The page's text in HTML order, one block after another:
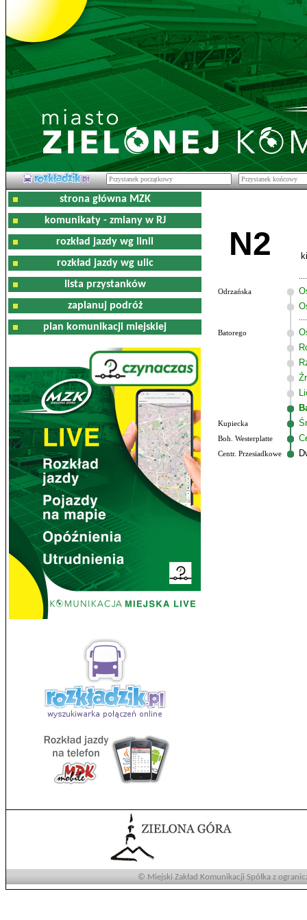
strona główna MZK
komunikaty - zmiany w RJ
rozkład jazdy wg linii
rozkład jazdy wg ulic
lista przystanków
zaplanuj podróż
plan komunikacji miejskiej
N2
Odrzańska
Batorego
Kupiecka
Boh. Westerplatte
Centr. Przesiadkowe
© Miejski Zakład Komunikacji Spółka z